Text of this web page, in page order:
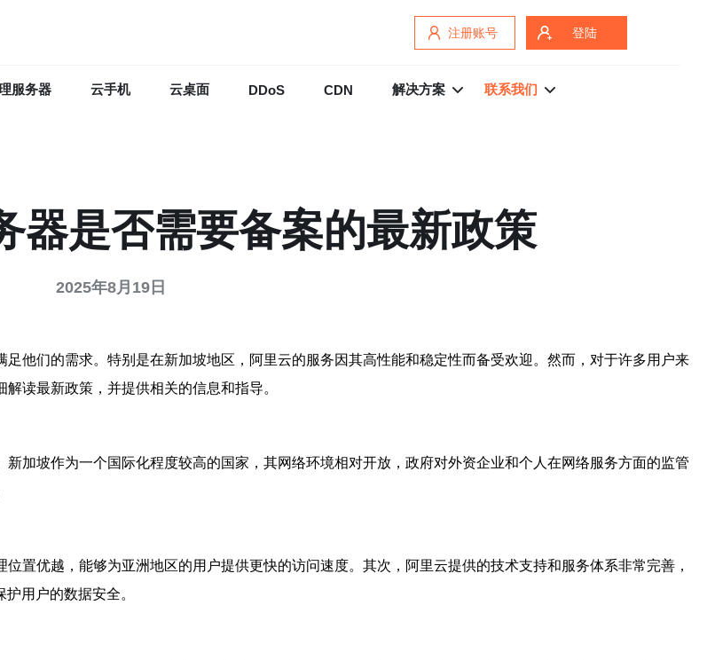
注册账号 登陆
服务器 云手机 云桌面 DDoS CDN 解决方案 联系我们
器是否需要备案的最新政策
2025年8月19日
他们的需求。特别是在新加坡地区，阿里云的服务因其高性能和稳定性而备受欢迎。然而，对于许多用户来
读最新政策，并提供相关的信息和指导。
新加坡作为一个国际化程度较高的国家，其网络环境相对开放，政府对外资企业和个人在网络服务方面的监管
置优越，能够为亚洲地区的用户提供更快的访问速度。其次，阿里云提供的技术支持和服务体系非常完善，
用户的数据安全。